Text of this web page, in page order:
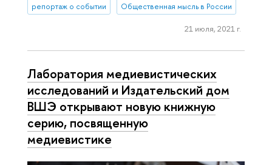
репортаж о событии Общественная мысль в России
21 июля, 2021 г.
Лаборатория медиевистических
исследований и Издательский дом
ВШЭ открывают новую книжную
серию, посвященную
медиевистике